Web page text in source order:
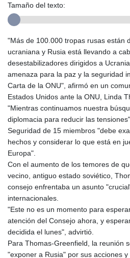
Tamaño del texto:
"Más de 100.000 tropas rusas están
ucraniana y Rusia está llevando a
desestabilizadores dirigidos a
amenaza para la paz y la seguridad
Carta de la ONU", afirmó en un
Estados Unidos ante la ONU, Linda
"Mientras continuamos nuestra
diplomacia para reducir las
Seguridad de 15 miembros "debe
hechos y considerar lo que está en
Europa".
Con el aumento de los temores de
vecino, antiguo estado soviético,
consejo enfrentaba un asunto
internacionales.
"Este no es un momento para
atención del Consejo ahora, y
decidida el lunes", advirtió.
Para Thomas-Greenfield, la reunión
"exponer a Rusia" por sus acciones